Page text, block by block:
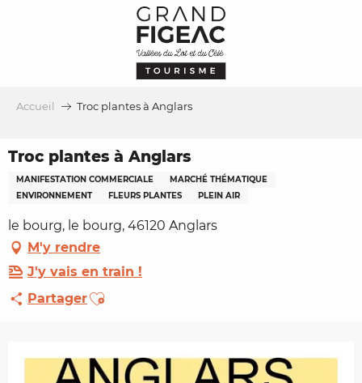
Accueil Troc plantes à Anglars
Troc plantes à Anglars
MANIFESTATION COMMERCIALE
MARCHÉ THÉMATIQUE
ENVIRONNEMENT
FLEURS PLANTES PLEIN AIR
le bourg, le bourg, 46120 Anglars
M'y rendre
J'y vais en train !
PartagerAjouter aux favoris